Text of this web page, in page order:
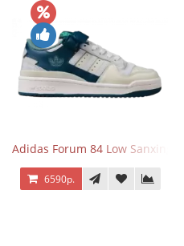
Adidas Forum 84 Low Sanxingdui
6590р.